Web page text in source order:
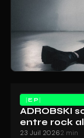
EP
ADROBSKI
entre rock
23 Juil 20262 min